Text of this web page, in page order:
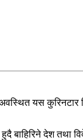
यस
हुदै बाहिरिने देश